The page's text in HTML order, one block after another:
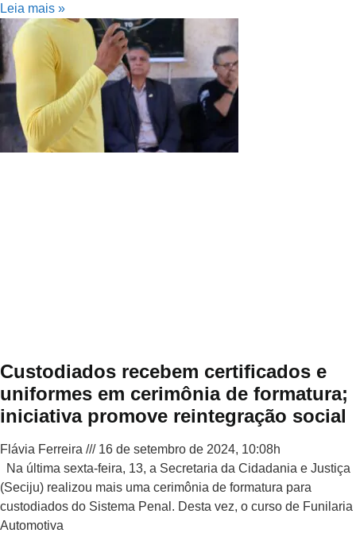
Leia mais »
Custodiados recebem certificados e
uniformes em cerimônia de formatura;
iniciativa promove reintegração social
Flávia Ferreira
16 de setembro de 2024, 10:08h
Na última sexta-feira, 13, a Secretaria da Cidadania e Justiça
(Seciju) realizou mais uma cerimônia de formatura para
custodiados do Sistema Penal. Desta vez, o curso de Funilaria
Automotiva